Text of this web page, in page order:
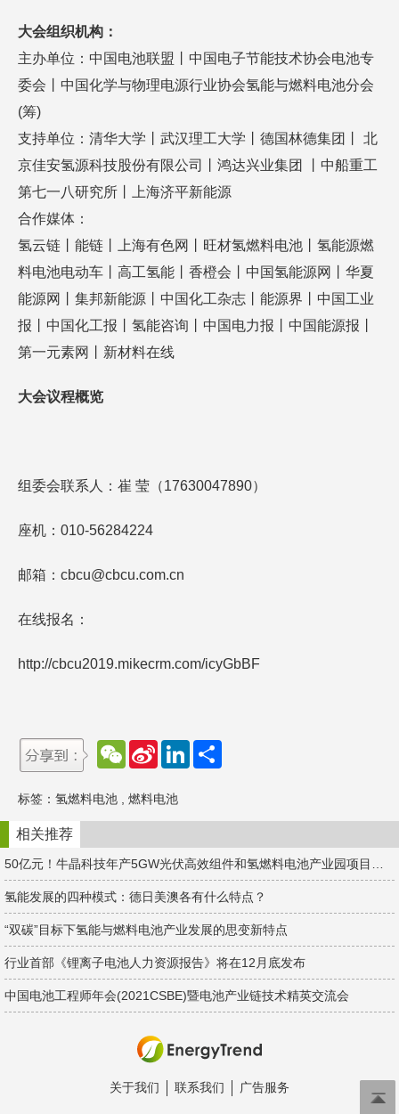
大会组织机构：
主办单位：中国电池联盟丨中国电子节能技术协会电池专
委会丨中国化学与物理电源行业协会氢能与燃料电池分会
(筹)
支持单位：清华大学丨武汉理工大学丨德国林德集团丨 北
京佳安氢源科技股份有限公司丨鸿达兴业集团 丨中船重工
第七一八研究所丨上海济平新能源
合作媒体：
氢云链丨能链丨上海有色网丨旺材氢燃料电池丨氢能源燃
料电池电动车丨高工氢能丨香橙会丨中国氢能源网丨华夏
能源网丨集邦新能源丨中国化工杂志丨能源界丨中国工业
报丨中国化工报丨氢能咨询丨中国电力报丨中国能源报丨
第一元素网丨新材料在线
大会议程概览
组委会联系人：崔 莹（17630047890）
座机：010-56284224
邮箱：cbcu@cbcu.com.cn
在线报名：
http://cbcu2019.mikecrm.com/icyGbBF
W
e
h
a
t
S
a
W
e
b
o
L
d
n
标签： 氢燃料电池 燃料电池
相关推荐
氢能发展的四种模式：德日美澳各有什么特点？
“双碳”目标下氢能与燃料电池产业发展的思变新特点
行业首部《锂离子电池人力资源报告》将在12月底发布
中国电池工程师年会(2021CSBE)暨电池产业链技术精英交流会
关于我们 联系我们 广告服务